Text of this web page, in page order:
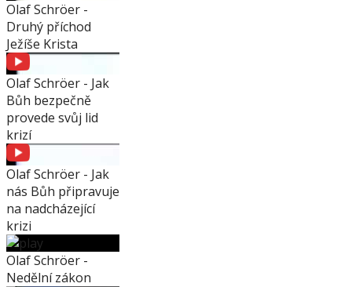
Olaf Schröer -
Druhý příchod
Ježíše Krista
Olaf Schröer - Jak
Bůh bezpečně
provede svůj lid
krizí
Olaf Schröer - Jak
nás Bůh připravuje
na nadcházející
krizi
Olaf Schröer -
Nedělní zákon